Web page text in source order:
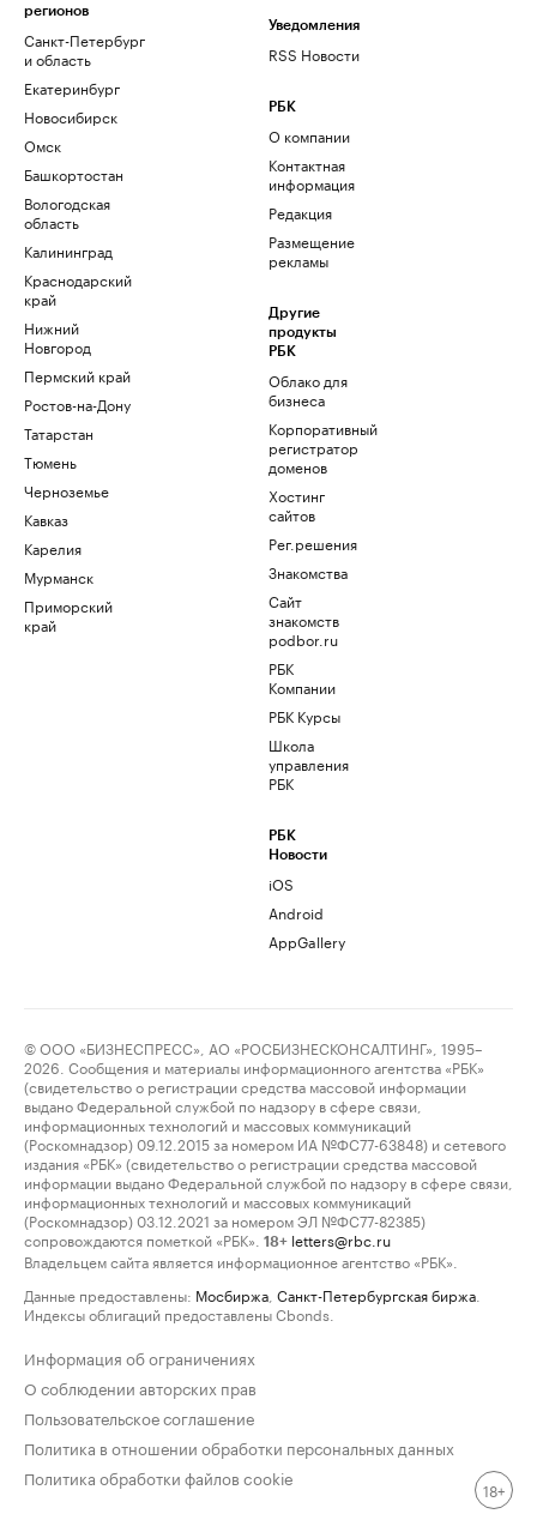
регионов
Санкт-Петербург
и область
Екатеринбург
Новосибирск
Омск
Башкортостан
Вологодская
область
Калининград
Краснодарский
край
Нижний
Новгород
Пермский край
Ростов-на-Дону
Татарстан
Тюмень
Черноземье
Кавказ
Карелия
Мурманск
Приморский
край
Уведомления
RSS Новости
РБК
О компании
Контактная
информация
Редакция
Размещение
рекламы
Другие
продукты
РБК
Облако для
бизнеса
Корпоративный
регистратор
доменов
Хостинг
сайтов
Рег.решения
Знакомства
Сайт
знакомств
podbor.ru
РБК
Компании
РБК Курсы
Школа
управления
РБК
РБК
Новости
iOS
Android
AppGallery
© ООО «БИЗНЕСПРЕСС», АО «РОСБИЗНЕСКОНСАЛТИНГ», 1995–
2026. Сообщения и материалы информационного агентства «РБК»
(свидетельство о регистрации средства массовой информации
выдано Федеральной службой по надзору в сфере связи,
информационных технологий и массовых коммуникаций
(Роскомнадзор) 09.12.2015 за номером ИА №ФС77-63848) и сетевого
издания «РБК» (свидетельство о регистрации средства массовой
информации выдано Федеральной службой по надзору в сфере связи,
информационных технологий и массовых коммуникаций
(Роскомнадзор) 03.12.2021 за номером ЭЛ №ФС77-82385)
сопровождаются пометкой «РБК».
18+ letters@rbc.ru
Владельцем сайта является информационное агентство «РБК».
Данные предоставлены: Мосбиржа Санкт-Петербургская биржа
Индексы облигаций предоставлены Cbonds.
Информация об ограничениях
О соблюдении авторских прав
Пользовательское соглашение
Политика в отношении обработки персональных данных
Политика обработки файлов cookie
18+